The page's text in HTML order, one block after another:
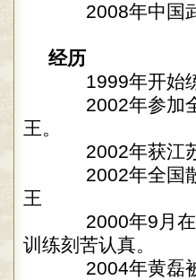
2008年中国武
经历
1999年开始练
2002年参加全
王。
2002年获江苏
2002年全国散
王
2000年9月在
训练刻苦认真。
2004年黄磊被